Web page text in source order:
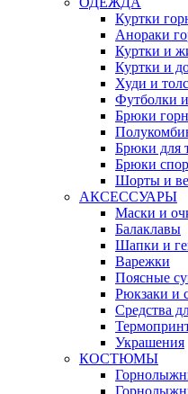
Куртки
Анораки
Куртки и
Куртки и
Худи и
Футболки
Брюки
Брюки для
Брюки
Шорты и
АКСЕССУАРЫ
Маски и
Балаклавы
Шапки и
Варежки
Поясные
Рюкзаки и
Средства
Украшения
КОСТЮМЫ